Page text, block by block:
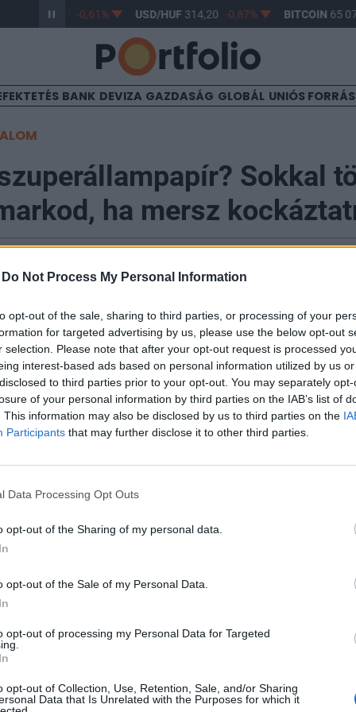
Do Not Process My Personal Information
opt-out of the sale, sharing to third parties, or processing of your
for targeted advertising by us, please use the below opt-out
selection. Please note that after your opt-out request is processed
interest-based ads based on personal information utilized by us
to third parties prior to your opt-out. You may separately
of your personal information by third parties on the IAB’s list of
This information may also be disclosed by us to third parties on the
Participants that may further disclose it to other third parties.
Data Processing Opt Outs
opt-out of the Sharing of my personal data.
opt-out of the Sale of my Personal Data.
opt-out of processing my Personal Data for Targeted
opt-out of Collection, Use, Retention, Sale, and/or Sharing
Data that Is Unrelated with the Purposes for which it
363,17 -0,61% USD/HUF314,20 -0,87% BITCOIN65
BANK DEVIZA GAZDASÁG GLOBÁL UNIÓS
Sokkal
ha mersz
4.0, digitalizáció, a mobilkommunikációs eszközök,
a világban, több üzleti szegmens robbanásszerű
Dávid, a Generali Alapkezelő
sikercégek megjelenésére számít, mint az Apple és a
fejlődés és a mobilkommunikációs hálózatok előző
A szakértő szerint ma az ezeket a trendeket
bőven verhető a szuperállampapír által ígért hozam.
a Portfolio AI & Digital Transformation konferencia, regisztráció
lehetőségeik vannak azoknak, akik nem elégszenek...
portfolio.hu hírarchívumához tartozik, melynek olvasása
tartalmazza:
elmúlt 2 év napon belüli